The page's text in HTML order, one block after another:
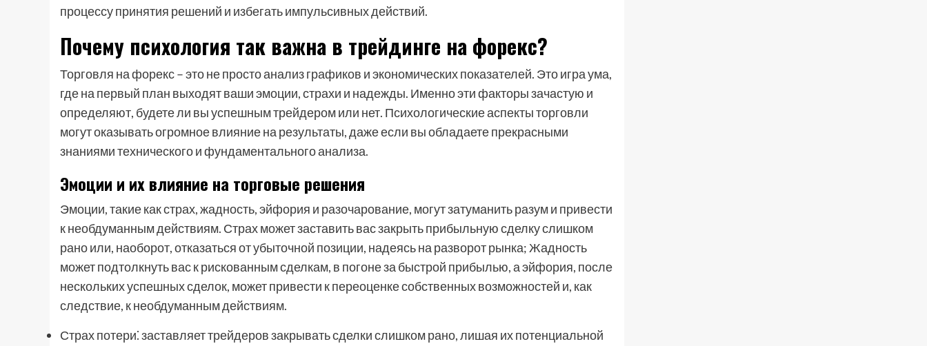
процессу принятия решений и избегать импульсивных действий.
Почему психология так важна в трейдинге на форекс?
Торговля на форекс – это не просто анализ графиков и экономических показателей. Это игра ума,
где на первый план выходят ваши эмоции, страхи и надежды. Именно эти факторы зачастую и
определяют, будете ли вы успешным трейдером или нет. Психологические аспекты торговли
могут оказывать огромное влияние на результаты, даже если вы обладаете прекрасными
знаниями технического и фундаментального анализа.
Эмоции и их влияние на торговые решения
Эмоции, такие как страх, жадность, эйфория и разочарование, могут затуманить разум и привести
к необдуманным действиям. Страх может заставить вас закрыть прибыльную сделку слишком
рано или, наоборот, отказаться от убыточной позиции, надеясь на разворот рынка; Жадность
может подтолкнуть вас к рискованным сделкам, в погоне за быстрой прибылью, а эйфория, после
нескольких успешных сделок, может привести к переоценке собственных возможностей и, как
следствие, к необдуманным действиям.
Страх потери⁚ заставляет трейдеров закрывать сделки слишком рано, лишая их потенциальной